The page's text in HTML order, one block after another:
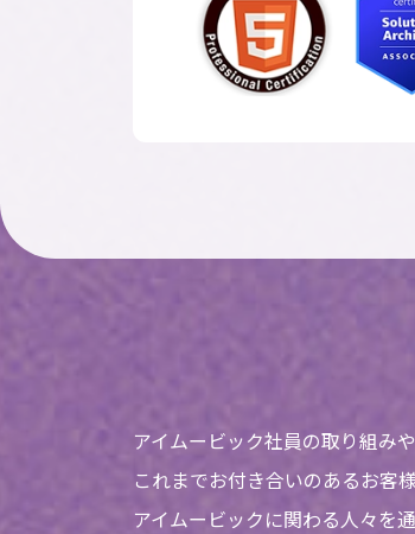
アイムービック社員の取り組みや
これまでお付き合いのあるお客
アイムービックに関わる人々を